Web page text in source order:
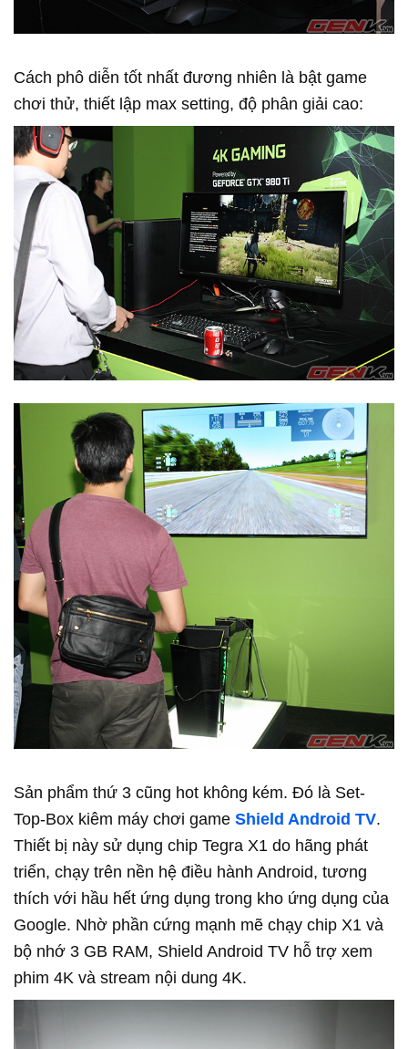
Cách phô diễn tốt nhất đương nhiên là bật game
chơi thử, thiết lập max setting, độ phân giải cao:
Sản phẩm thứ 3 cũng hot không kém. Đó là Set-
Top-Box kiêm máy chơi game Shield Android TV.
Thiết bị này sử dụng chip Tegra X1 do hãng phát
triển, chạy trên nền hệ điều hành Android, tương
thích với hầu hết ứng dụng trong kho ứng dụng của
Google. Nhờ phần cứng mạnh mẽ chạy chip X1 và
bộ nhớ 3 GB RAM, Shield Android TV hỗ trợ xem
phim 4K và stream nội dung 4K.